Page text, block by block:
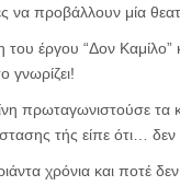
να προβάλλουν μία
έργου “Δον Καμίλο”
γνωρίζει!
πρωταγωνιστούσε τα
τής είπε ότι… δεν
χρόνια και ποτέ